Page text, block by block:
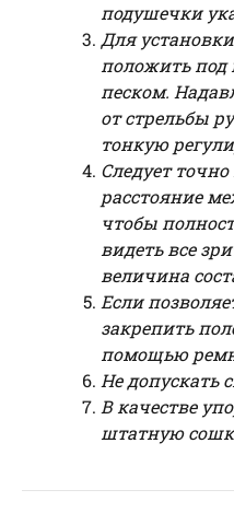
подушечки
Для
положить под
песком.
от стрельбы
тонкую
Следует
расстояние
чтобы
видеть все
величина
Если
закрепить
помощью
Не допускать
В качестве
штатную